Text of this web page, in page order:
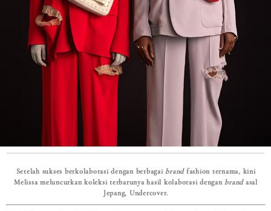
Setelah sukses berkolaborasi dengan berbagaibrandfashion ternama, kini
Melissa meluncurkan koleksi terbarunya hasil kolaborasi denganbrandasal
Jepang, Undercover.